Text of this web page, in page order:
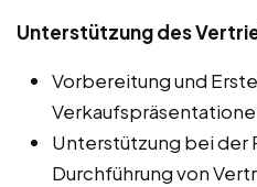
Unterstützung des
Vorbereitung und
Unterstützung bei der
Durchführung von